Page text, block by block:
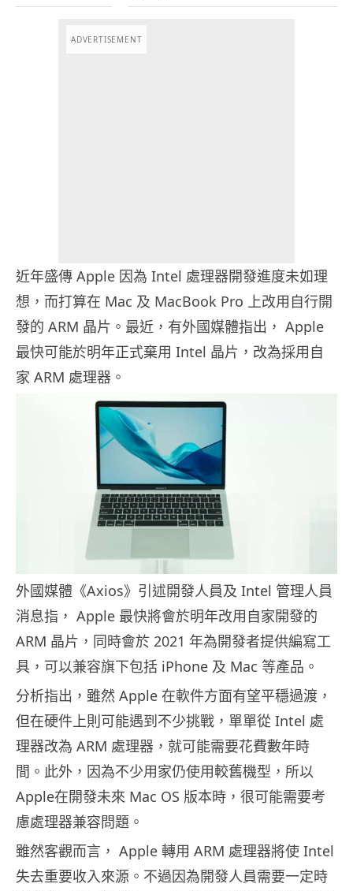
ADVERTISEMENT
近年盛傳 Apple 因為 Intel 處理器開發進度未如理
想，而打算在 Mac 及 MacBook Pro 上改用自行開
發的 ARM 晶片。最近，有外國媒體指出， Apple
最快可能於明年正式棄用 Intel 晶片，改為採用自
家 ARM 處理器。
外國媒體《Axios》引述開發人員及 Intel 管理人員
消息指， Apple 最快將會於明年改用自家開發的
ARM 晶片，同時會於 2021 年為開發者提供編寫工
具，可以兼容旗下包括 iPhone 及 Mac 等產品。
分析指出，雖然 Apple 在軟件方面有望平穩過渡，
但在硬件上則可能遇到不少挑戰，單單從 Intel 處
理器改為 ARM 處理器，就可能需要花費數年時
間。此外，因為不少用家仍使用較舊機型，所以
Apple在開發未來 Mac OS 版本時，很可能需要考
慮處理器兼容問題。
雖然客觀而言， Apple 轉用 ARM 處理器將使 Intel
失去重要收入來源。不過因為開發人員需要一定時